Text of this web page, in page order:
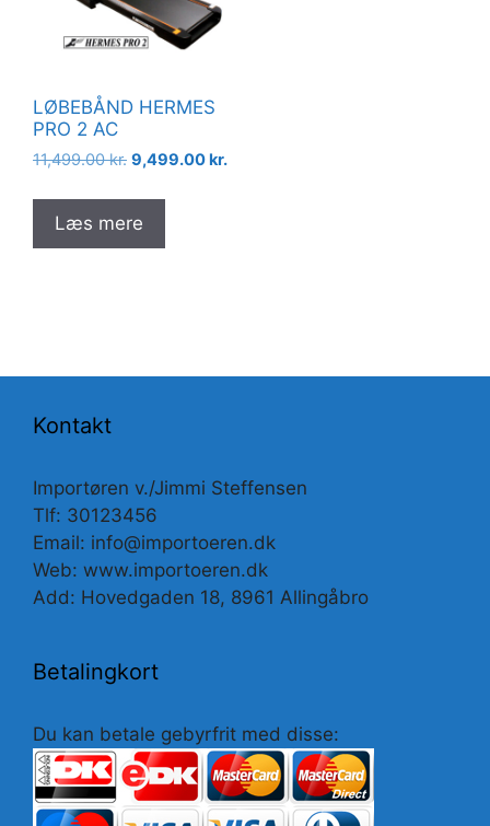
LØBEBÅND HERMES
PRO 2 AC
11,499.00kr. Den
pris
var:
11,499.00 kr..
9,499.00kr.Den
Læs mere
Kontakt
Importøren v./Jimmi Steffensen
Tlf: 30123456
Email: info@importoeren.dk
Web: www.importoeren.dk
Add: Hovedgaden 18, 8961 Allingåbro
Betalingkort
Du kan betale gebyrfrit med disse: